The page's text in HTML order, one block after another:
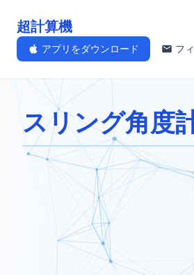
超計算機
アプリをダウンロード フ
スリング角度